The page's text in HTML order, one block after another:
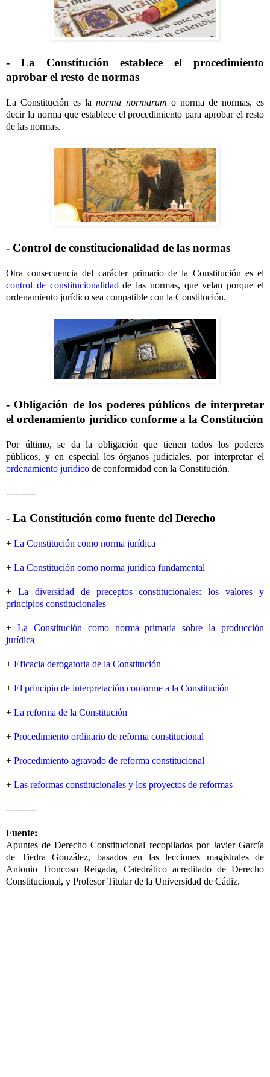
- La Constitución establece el procedimiento
aprobar el resto de normas
La Constitución es lanorma normarum o norma de normas, es
decir la norma que establece el procedimiento para aprobar el resto
de las normas.
- Control de constitucionalidad de las normas
Otra consecuencia del carácter primario de la Constitución es el
control de constitucionalidad de las normas, que velan porque el
ordenamiento jurídico sea compatible con la Constitución.
- Obligación de los poderes públicos de interpretar
el ordenamiento jurídico conforme a la Constitución
Por último, se da la obligación que tienen todos los poderes
públicos, y en especial los órganos judiciales, por interpretar el
ordenamiento jurídico de conformidad con la Constitución.
----------
- La Constitución como fuente del Derecho
+ La Constitución como norma jurídica
+ La Constitución como norma jurídica fundamental
+ La diversidad de preceptos constitucionales: los valores y
principios constitucionales
+ La Constitución como norma primaria sobre la producción
jurídica
+ Eficacia derogatoria de la Constitución
+ El principio de interpretación conforme a la Constitución
+ La reforma de la Constitución
+ Procedimiento ordinario de reforma constitucional
+ Procedimiento agravado de reforma constitucional
+ Las reformas constitucionales y los proyectos de reformas
----------
Fuente:
Apuntes de Derecho Constitucional recopilados por Javier García
de Tiedra González, basados en las lecciones magistrales de
Antonio Troncoso Reigada, Catedrático acreditado de Derecho
Constitucional, y Profesor Titular de la Universidad de Cádiz.